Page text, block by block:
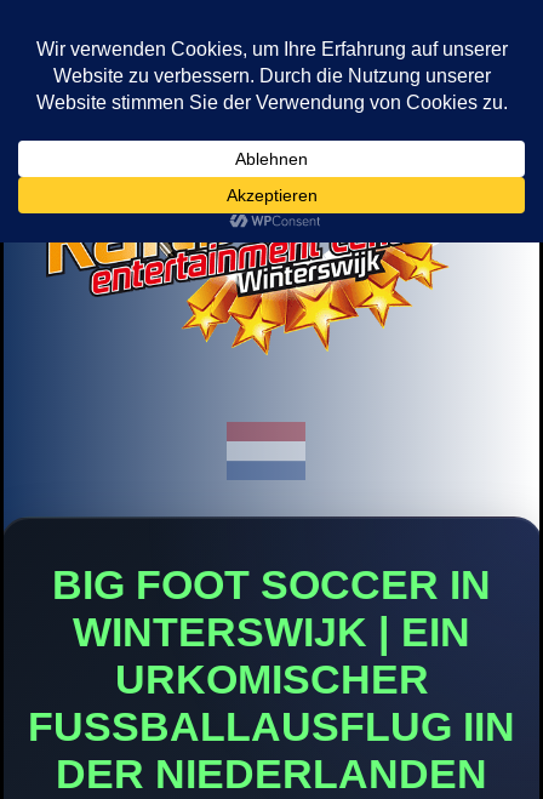
BIG FOOT SOCCER IN
WINTERSWIJK | EIN
URKOMISCHER
FUSSBALLAUSFLUG IIN D
ER NIEDERLANDEN